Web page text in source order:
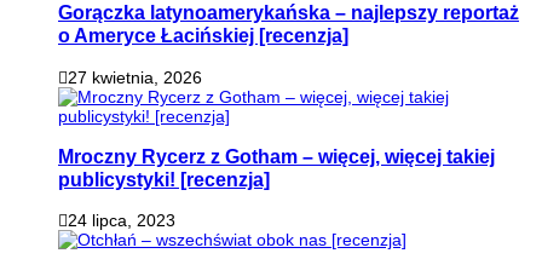
Gorączka latynoamerykańska – najlepszy reportaż
o Ameryce Łacińskiej [recenzja]
27 kwietnia, 2026
Mroczny Rycerz z Gotham – więcej, więcej takiej
publicystyki! [recenzja]
24 lipca, 2023